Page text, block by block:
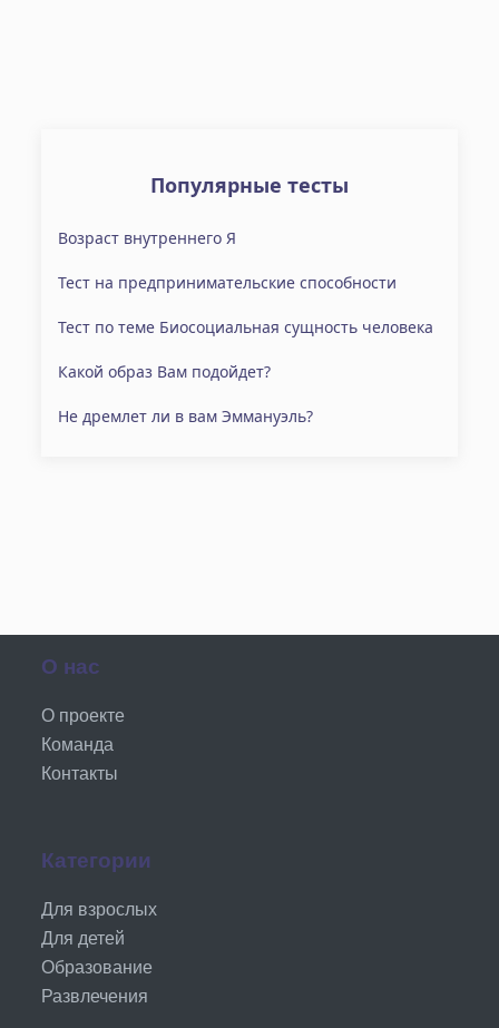
Популярные тесты
Возраст внутреннего Я
Тест на предпринимательские способности
Тест по теме Биосоциальная сущность человека
Какой образ Вам подойдет?
Не дремлет ли в вам Эммануэль?
О нас
О проекте
Команда
Контакты
Категории
Для взрослых
Для детей
Образование
Развлечения